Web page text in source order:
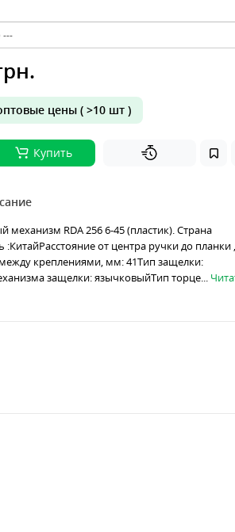
цены ( >10 шт )
Купить
RDA 256 6-45 (пластик). Страна
:КитайРасстояние от центра ручки до
креплениями, мм: 41Тип защелки:
защелки: язычковыйТип торце...